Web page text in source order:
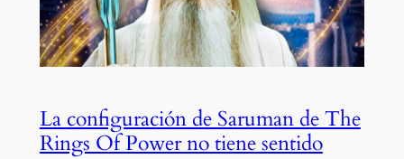
La configuración de Saruman de The
Rings Of Power no tiene sentido